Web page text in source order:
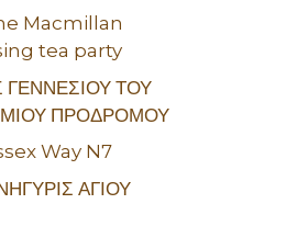
Macmillan
tea party
ΓΕΝΝΕΣΙΟΥ ΤΟΥ
ΠΡΟΔΡΟΜΟΥ
Way N7
ΑΓΙΟΥ